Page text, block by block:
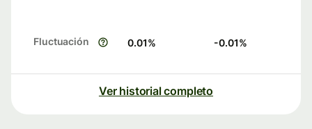
Fluctuación 0.01% -0.01%
Ver historial completo